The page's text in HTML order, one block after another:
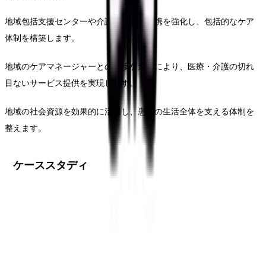
地域包括支援センターや介護施設との連携を強化し、包括的なケア
体制を構築します。
地域のケアマネージャーとの密接な連携により、医療・介護の切れ
目ないサービス提供を実現します。
地域の社会資源を効果的に活用し、患者の生活全体を支える体制を
整えます。
ケーススタディ